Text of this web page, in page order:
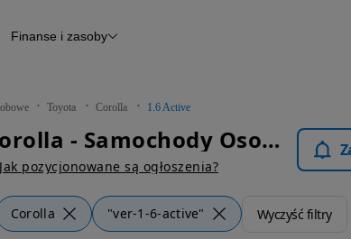
Raport z inspekcji
Otomoto News
Finanse i zasoby
Toyota Corolla 1.6 Active
Toyota Corolla - Samochody Osobowe
Jak pozycjonowane są ogłoszenia?
Corolla "ver-1-6-active" Wyczyść filtry